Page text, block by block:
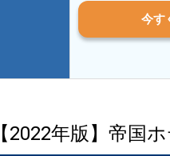
今す
【2022年版】帝国